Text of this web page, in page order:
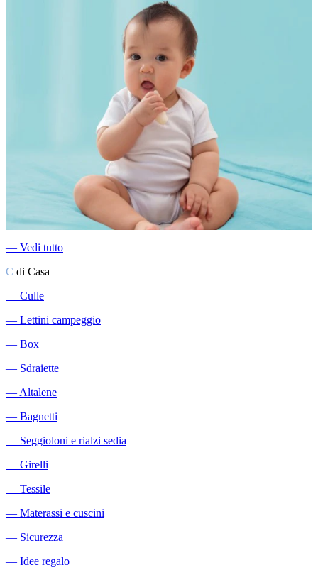
― Vedi tutto
C di Casa
― Culle
― Lettini campeggio
― Box
― Sdraiette
―Altalene
― Bagnetti
― Seggioloni e rialzi sedia
― Girelli
― Tessile
― Materassi e cuscini
― Sicurezza
― Idee regalo